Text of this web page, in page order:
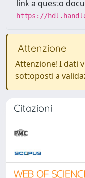
link a questo
https://
Attenzione
Attenzione! I dati
sottoposti a
Citazioni